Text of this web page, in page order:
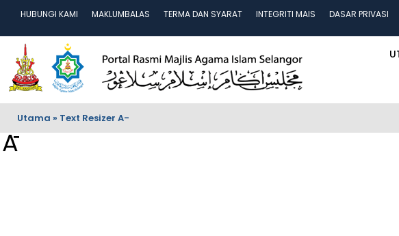
HUBUNGI KAMI MAKLUMBALAS TERMA DAN SYARAT INTEGRITI MAIS DASAR PRIVASI
Utama » Text Resizer A-